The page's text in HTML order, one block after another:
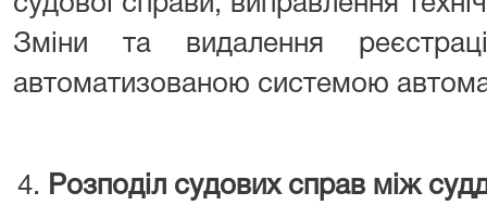
Зміни та видалення
автоматизованою системою
Розподіл судових справ між